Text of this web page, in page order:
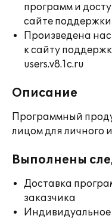
программ и
сайте поддержки
Произведена
к сайту
users.v8.1c.ru
Описание
Программный
лицом для личного
Выполнены
Доставка
заказчика
Индивидуальное